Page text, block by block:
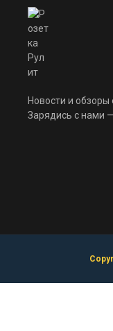
Новости и обзоры
Зарядись с нами